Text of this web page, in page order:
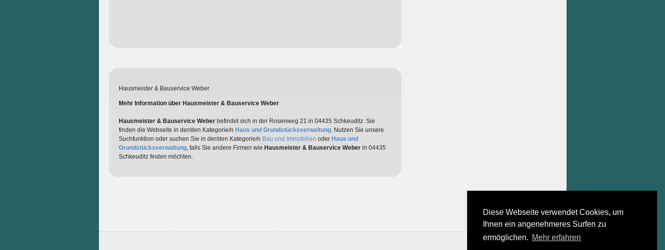
Diese Webseite verwendet Cookies, um
Ihnen ein angenehmeres Surfen zu
ermöglichen. Mehr erfahren
Hausmeister & Bauservice Weber
Mehr Information über Hausmeister & Bauservice Weber
Hausmeister & Bauservice Weberbefindet sich in der Rosenweg 21 in 04435 Schkeuditz. Sie
finden die Webseite in der/den Kategorie/n Haus und Grundstücksverwaltung. Nutzen Sie unsere
Suchfunktion oder suchen Sie in der/den Kategorie/n Bau und Immobilien oder Haus und
Grundstücksverwaltung, falls Sie andere Firmen wie Hausmeister & Bauservice Weberin 04435
Schkeuditz finden möchten.